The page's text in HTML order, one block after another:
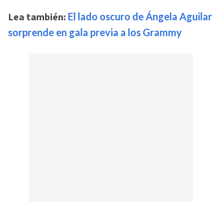
Lea también: El lado oscuro de Ángela Aguilar
sorprende en gala previa a los Grammy